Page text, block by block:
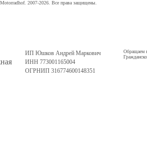
2007-2026. Все права защищены.
ИП Юшков Андрей Маркович
ИНН 773001165004
ОГРНИП 316774600148351
Обращаем